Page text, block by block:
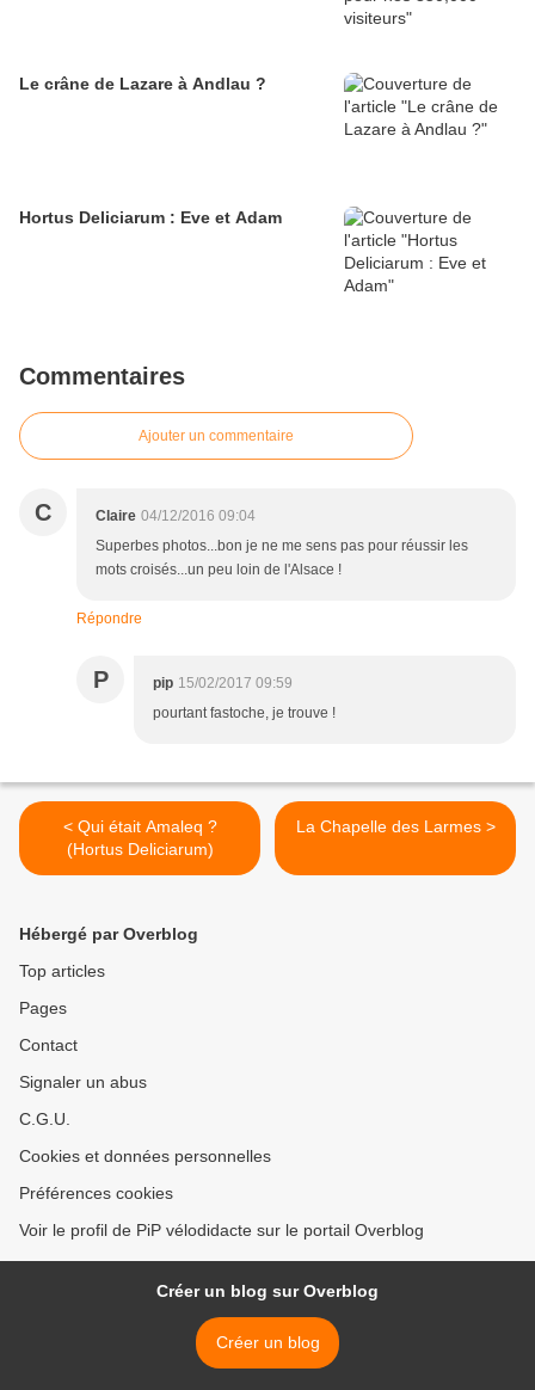
Le crâne de Lazare à Andlau ?
Hortus Deliciarum : Eve et Adam
Commentaires
Ajouter un commentaire
C Claire 04/12/2016 09:04
Superbes photos...bon je ne me sens pas pour réussir les
mots croisés...un peu loin de l'Alsace !
Répondre
P pip 15/02/2017 09:59
pourtant fastoche, je trouve !
< Qui était Amaleq ?
(Hortus Deliciarum)
La Chapelle des Larmes >
Hébergé par Overblog
Top articles
Pages
Contact
Signaler un abus
C.G.U.
Cookies et données personnelles
Préférences cookies
Voir le profil de PiP vélodidacte sur le portail Overblog
Créer un blog sur Overblog
Créer un blog